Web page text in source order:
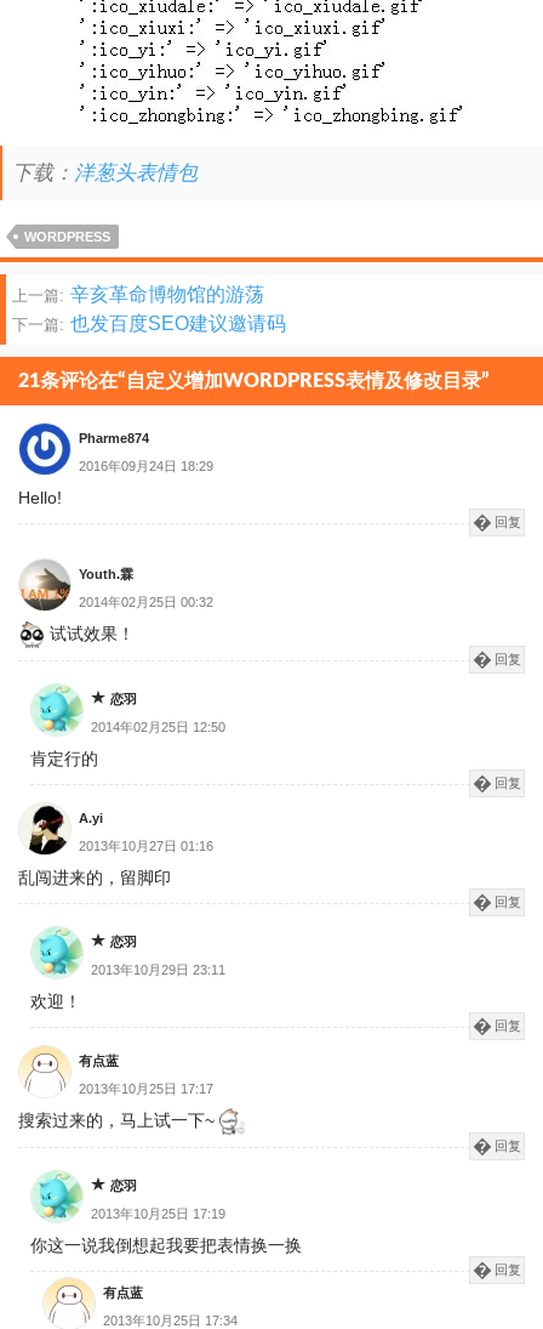
下载： 洋葱头表情包
WORDPRESS
文
章
分
页
上一篇: 辛亥革命博物馆的游荡
下一篇: 也发百度SEO建议邀请码
21条评论在“自定义增加WORDPRESS表情及修改目录”
Pharme874
2016年09月24日 18:29
Hello!
回复
Youth.霖
2014年02月25日 00:32
试试效果！
回复
恋羽
2014年02月25日 12:50
肯定行的
回复
A.yi
2013年10月27日 01:16
乱闯进来的，留脚印
回复
恋羽
2013年10月29日 23:11
欢迎！
回复
有点蓝
2013年10月25日 17:17
搜索过来的，马上试一下~
回复
恋羽
2013年10月25日 17:19
你这一说我倒想起我要把表情换一换
回复
有点蓝
2013年10月25日 17:34